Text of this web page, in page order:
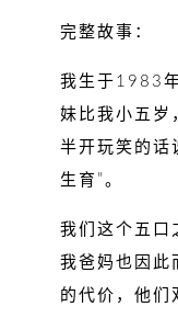
完整故事：
我生于1983
妹比我小五岁
半开玩笑的话
生育”。
我们这个五口
我爸妈也因此
的代价，他们